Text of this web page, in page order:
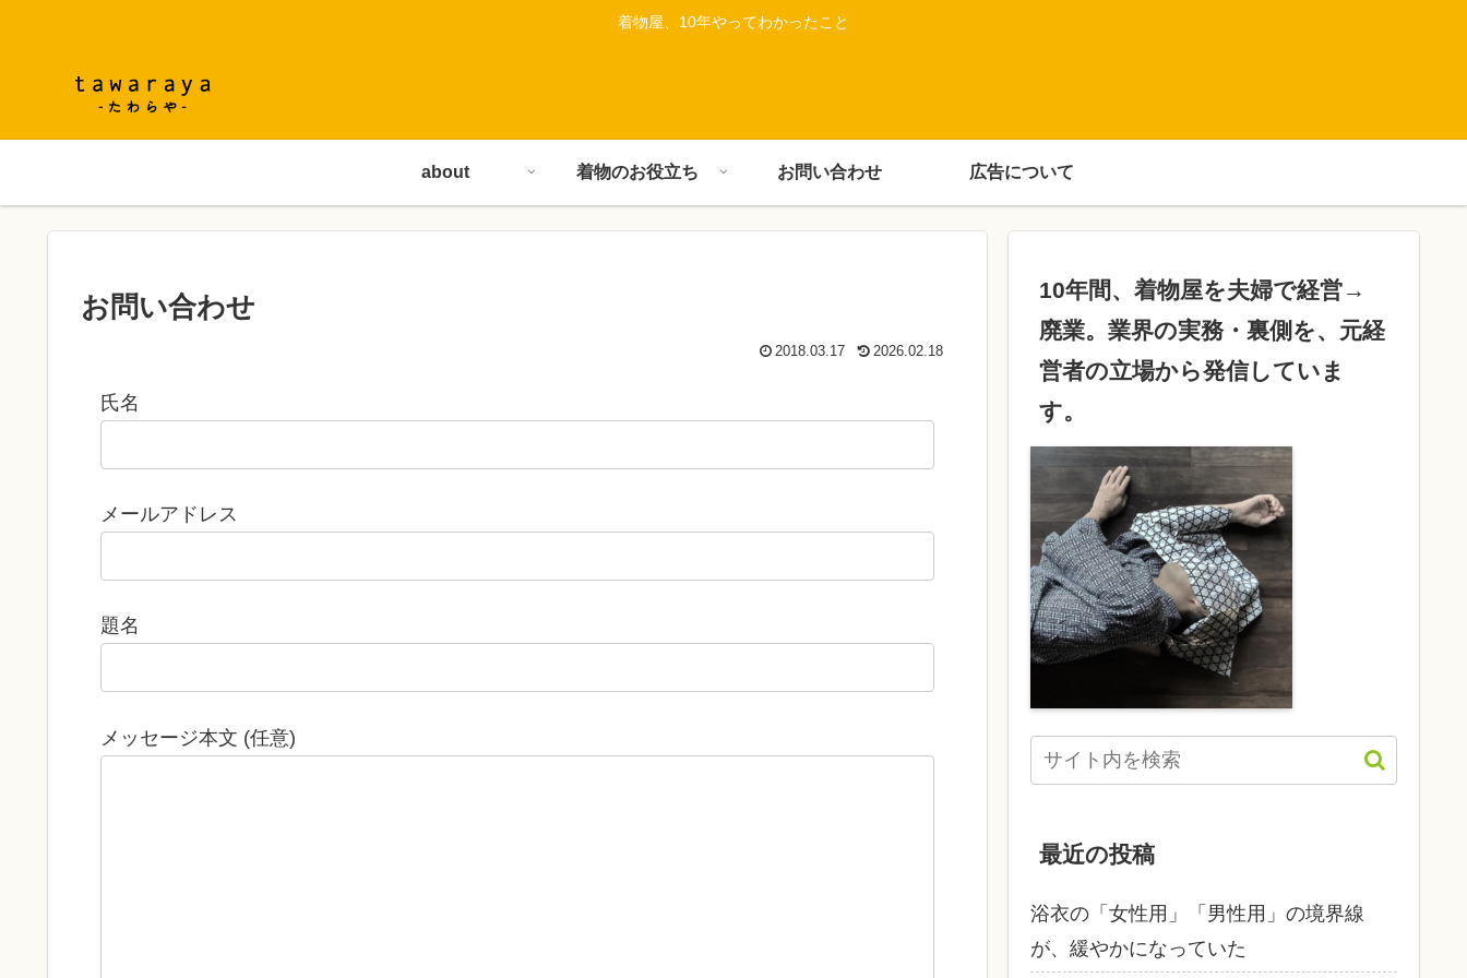
着物屋、10年やってわかったこと
about 着物のお役立ち お問い合わせ 広告について
お問い合わせ
2018.03.17 2026.02.18
氏名
メールアドレス
題名
メッセージ本文 (任意)
10年間、着物屋を夫婦で経営→
廃業。業界の実務・裏側を、元経
営者の立場から発信していま
す。
最近の投稿
浴衣の「女性用」「男性用」の境界線
が、緩やかになっていた